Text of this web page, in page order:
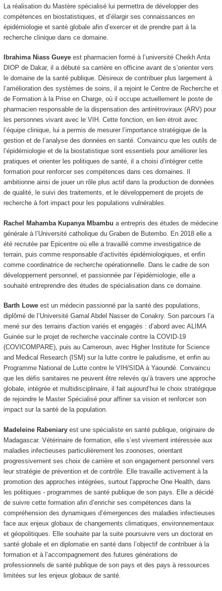
La réalisation du Mastère spécialisé lui permettra de développer des
compétences en biostatistiques, et d’élargir ses connaissances en
épidémiologie et santé globale afin d’exercer et de prendre part à la
recherche clinique dans ce domaine.
Ibrahima Niass Gueyeest pharmacien formé à l’université Cheikh Anta
DIOP de Dakar, il a débuté sa carrière en officine avant de s’orienter vers
le domaine de la santé publique. Désireux de contribuer plus largement à
l’amélioration des systèmes de soins, il a rejoint le Centre de Recherche et
de Formation à la Prise en Charge, où il occupe actuellement le poste de
pharmacien responsable de la dispensation des antirétroviraux (ARV) pour
les personnes vivant avec le VIH. Cette fonction, en lien étroit avec
l’équipe clinique, lui a permis de mesurer l’importance stratégique de la
gestion et de l’analyse des données en santé. Convaincu que les outils de
l’épidémiologie et de la biostatistique sont essentiels pour améliorer les
pratiques et orienter les politiques de santé, il a choisi d’intégrer cette
formation pour renforcer ses compétences dans ces domaines. Il
ambitionne ainsi de jouer un rôle plus actif dans la production de données
de qualité, le suivi des traitements, et le développement de projets de
recherche à fort impact pour les populations vulnérables.
Rachel Mahamba Kupanya Mbambu a entrepris des études de médecine
générale à l’Université catholique du Graben de Butembo. En 2018 elle a
été recrutée par Epicentre où elle a travaillé comme investigatrice de
terrain, puis comme responsable d’activités épidémiologiques, et enfin
comme coordinatrice de recherche opérationnelle. Dans le cadre de son
développement personnel, et passionnée par l’épidémiologie, elle a
souhaité entreprendre des études de spécialisation dans ce domaine.
Barth Lowe est un médecin passionné par la santé des populations,
diplômé de l’Université Gamal Abdel Nasser de Conakry. Son parcours l’a
mené sur des terrains d'action variés et engagés : d’abord avec ALIMA
Guinée sur le projet de recherche vaccinale contre la COVID-19
(COVICOMPARE), puis au Cameroun, avec Higher Institute for Science
and Medical Research (ISM) sur la lutte contre le paludisme, et enfin au
Programme National de Lutte contre le VIH/SIDA à Yaoundé. Convaincu
que les défis sanitaires ne peuvent être relevés qu’à travers une approche
globale, intégrée et multidisciplinaire, il fait aujourd’hui le choix stratégique
de rejoindre le Master Spécialisé pour affiner sa vision et renforcer son
impact sur la santé de la population.
Madeleine Rabeniaryest une spécialiste en santé publique, originaire de
Madagascar. Vétérinaire de formation, elle s’est vivement intéressée aux
maladies infectieuses particulièrement les zoonoses, orientant
progressivement ses choix de carrière et son engagement personnel vers
leur stratégie de prévention et de contrôle. Elle travaille activement à la
promotion des approches intégrées, surtout l'approche One Health, dans
les politiques - programmes de santé publique de son pays. Elle a décidé
de suivre cette formation afin d’enrichir ses compétences dans la
compréhension des dynamiques d’émergences des maladies infectieuses
face aux enjeux globaux de changements climatiques, environnementaux
et géopolitiques. Elle souhaite par la suite poursuivre vers un doctorat en
santé globale et en diplomatie en santé dans l’objectif de contribuer à la
formation et à l’accompagnement des futures générations de
professionnels de santé publique de son pays et des pays à ressources
limitées sur les enjeux globaux de santé.